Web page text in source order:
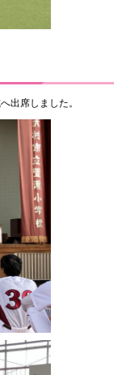
出席しました。